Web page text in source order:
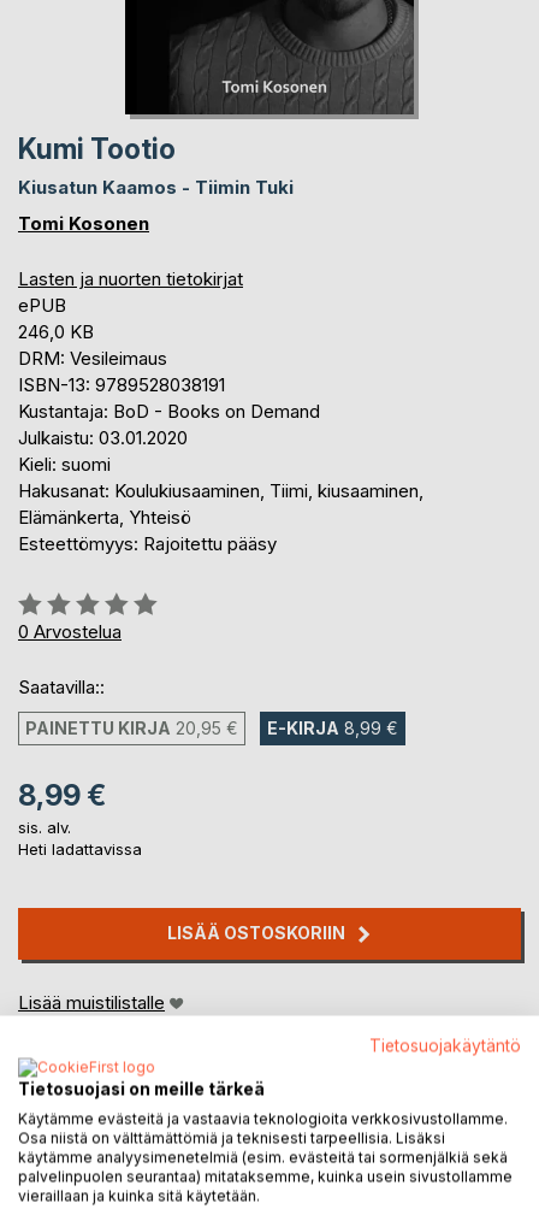
Kumi Tootio
Kiusatun Kaamos - Tiimin Tuki
Tomi Kosonen
Lasten ja nuorten tietokirjat
ePUB
246,0 KB
DRM: Vesileimaus
ISBN-13: 9789528038191
Kustantaja: BoD - Books on Demand
Julkaistu: 03.01.2020
Kieli: suomi
Hakusanat: Koulukiusaaminen, Tiimi, kiusaaminen,
Elämänkerta, Yhteisö
Esteettömyys: Rajoitettu pääsy
Arvostelu::
0%
0 Arvostelua
Saatavilla::
PAINETTU KIRJA 20,95 € E-KIRJA 8,99 €
8,99 €
sis. alv.
Heti ladattavissa
LISÄÄ OSTOSKORIIN
Lisää muistilistalle
Tietosuojakäytäntö
Tietosuojasi on meille tärkeä
Käytämme evästeitä ja vastaavia teknologioita verkkosivustollamme.
Osa niistä on välttämättömiä ja teknisesti tarpeellisia. Lisäksi
käytämme analyysimenetelmiä (esim. evästeitä tai sormenjälkiä sekä
palvelinpuolen seurantaa) mitataksemme, kuinka usein sivustollamme
vieraillaan ja kuinka sitä käytetään.